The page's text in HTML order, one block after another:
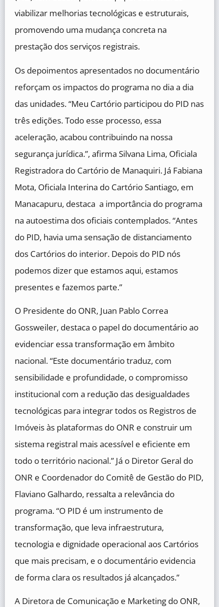
viabilizar melhorias tecnológicas e estruturais,
promovendo uma mudança concreta na
prestação dos serviços registrais.
Os depoimentos apresentados no documentário
reforçam os impactos do programa no dia a dia
das unidades. “Meu Cartório participou do PID nas
três edições. Todo esse processo, essa
aceleração, acabou contribuindo na nossa
segurança jurídica.”, afirma Silvana Lima, Oficiala
Registradora do Cartório de Manaquiri. Já Fabiana
Mota, Oficiala Interina do Cartório Santiago, em
Manacapuru, destaca a importância do programa
na autoestima dos oficiais contemplados. “Antes
do PID, havia uma sensação de distanciamento
dos Cartórios do interior. Depois do PID nós
podemos dizer que estamos aqui, estamos
presentes e fazemos parte.”
O Presidente do ONR, Juan Pablo Correa
Gossweiler, destaca o papel do documentário ao
evidenciar essa transformação em âmbito
nacional. “Este documentário traduz, com
sensibilidade e profundidade, o compromisso
institucional com a redução das desigualdades
tecnológicas para integrar todos os Registros de
Imóveis às plataformas do ONR e construir um
sistema registral mais acessível e eficiente em
todo o território nacional.” Já o Diretor Geral do
ONR e Coordenador do Comitê de Gestão do PID,
Flaviano Galhardo, ressalta a relevância do
programa. “O PID é um instrumento de
transformação, que leva infraestrutura,
tecnologia e dignidade operacional aos Cartórios
que mais precisam, e o documentário evidencia
de forma clara os resultados já alcançados.”
A Diretora de Comunicação e Marketing do ONR,